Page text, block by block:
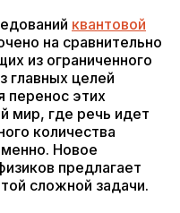
квантовой
на сравнительно
из ограниченного
главных целей
перенос этих
мир, где речь идет
количества
Новое
предлагает
сложной задачи.